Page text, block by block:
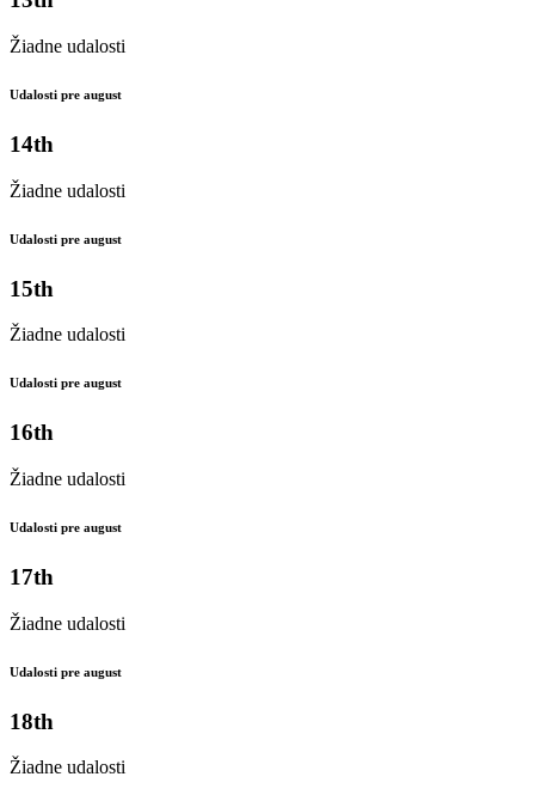
Žiadne udalosti
Udalosti pre august
14th
Žiadne udalosti
Udalosti pre august
15th
Žiadne udalosti
Udalosti pre august
16th
Žiadne udalosti
Udalosti pre august
17th
Žiadne udalosti
Udalosti pre august
18th
Žiadne udalosti